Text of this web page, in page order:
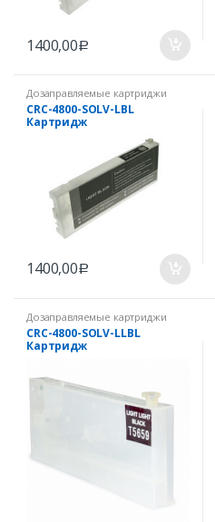
1400,00Р
Дозаправляемые картриджи
CRC-4800-SOLV-LBL
Картридж
дозаправляемый EPSON
Stylus Pro 4800 250 мл с
чипом Light Black (Светло-
1400,00Р
Дозаправляемые картриджи
CRC-4800-SOLV-LLBL
Картридж
чипом Light Light Black
(Светло-светло-черный)